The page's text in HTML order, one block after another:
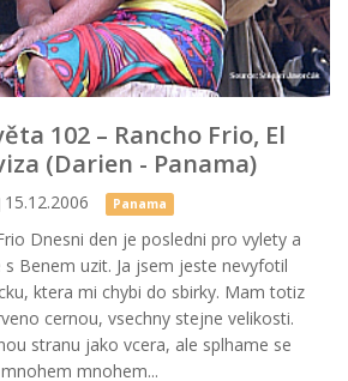
102 – Rancho Frio, El
(Darien - Panama)
15.12.2006 Panama
Dnesni den je posledni pro vylety a
Benem uzit. Ja jsem jeste nevyfotil
ktera mi chybi do sbirky. Mam totiz
cernou, vsechny stejne velikosti.
stranu jako vcera, ale splhame se
mnohem mnohem...